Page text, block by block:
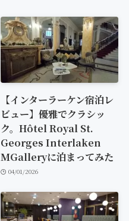
【インターラーケン宿泊レ
ビュー】優雅でクラシッ
ク。Hôtel Royal St.
Georges Interlaken
MGalleryに泊まってみた
04/01/2026